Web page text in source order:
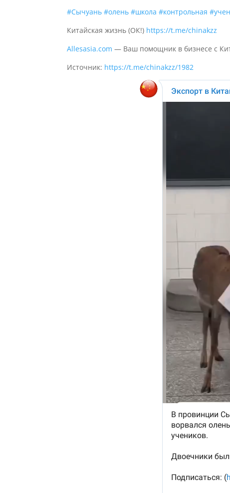
#Сычуань #олень #школа #контрольная
Китайская жизнь (ОК!) https://t.me/chinakzz
Allesasia.com — Ваш помощник в бизнесе с
Источник: https://t.me/chinakzz/1982